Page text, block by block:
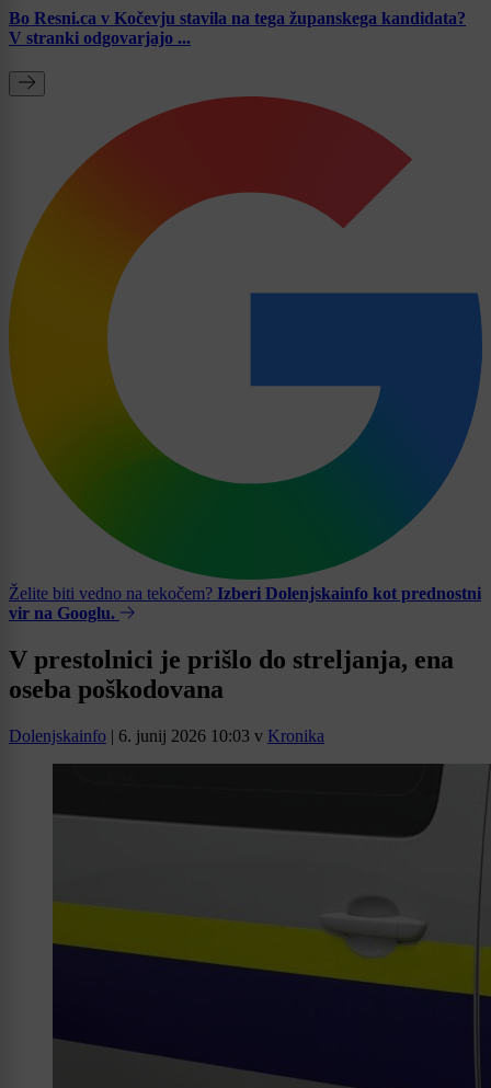
Bo Resni.ca v Kočevju stavila na tega županskega kandidata?
V stranki odgovarjajo ...
Želite biti vedno na tekočem? Izberi Dolenjskainfo kot prednostni
vir na Googlu.
V prestolnici je prišlo do streljanja, ena
oseba poškodovana
Dolenjskainfo | 6. junij 2026 10:03 v Kronika